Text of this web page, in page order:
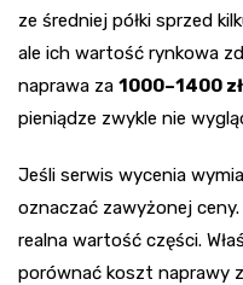
ze średniej półki sprzed
ale ich wartość rynkowa
naprawa za 1000–1400 zł
pieniądze zwykle nie
Jeśli serwis wycenia
oznaczać zawyżonej
realna wartość części.
porównać koszt naprawy